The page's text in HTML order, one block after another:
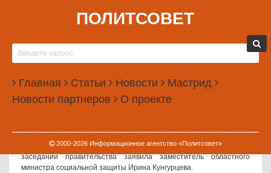
ПОЛИТСОВЕТ
Главная Статьи Новости Мастрид
Новости партнеров О проекте
2000-2026Информационное агентство «Политсовет»
25.05.2004, 10:26
ПОД РУКОВОДСТВОМ РОССЕЛЯ И ВОРОБЬЕВА
СВЕРДЛОВСКАЯ ОБЛАСТЬ ПРОДОЛЖАЕТ
ВЫМИРАТЬ
Демографическая ситуация в Свердловской области продолжает
оставаться крайне неблагоприятной. Не смотря на рост
рождаемости целом по России, в Свердловской области
количество умерших превышает количество родившихся в 1,66
раза. Об этом, если верить пресс-релизу, на вчерашнем
заседании правительства заявила заместитель областного
министра социальной защиты Ирина Кунгурцева.